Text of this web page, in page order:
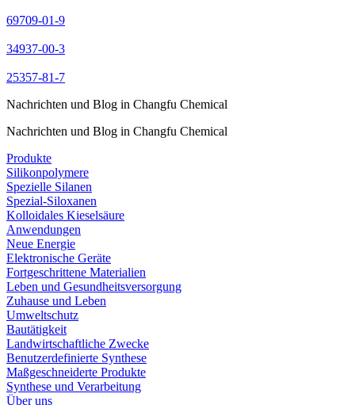
69709-01-9
34937-00-3
25357-81-7
Nachrichten und Blog in Changfu Chemical
Nachrichten und Blog in Changfu Chemical
Produkte
Silikonpolymere
Spezielle Silanen
Spezial-Siloxanen
Kolloidales Kieselsäure
Anwendungen
Neue Energie
Elektronische Geräte
Fortgeschrittene Materialien
Leben und Gesundheitsversorgung
Zuhause und Leben
Umweltschutz
Bautätigkeit
Landwirtschaftliche Zwecke
Benutzerdefinierte Synthese
Maßgeschneiderte Produkte
Synthese und Verarbeitung
Über uns